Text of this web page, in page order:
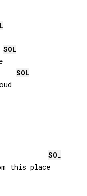
SOL
SOL
SOL
this place